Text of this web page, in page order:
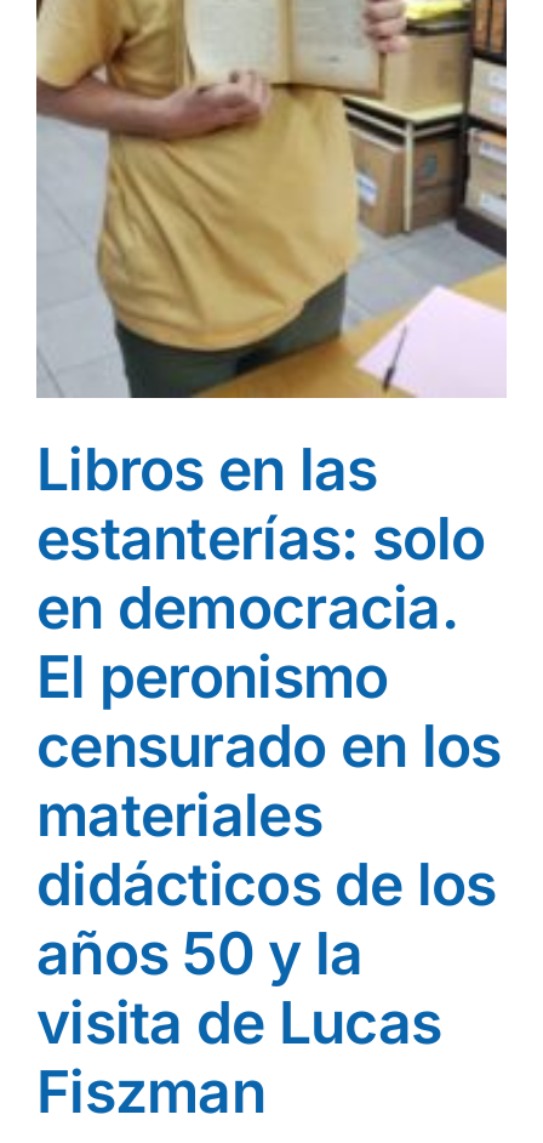
Libros en las
estanterías: solo
en democracia.
El peronismo
censurado en los
materiales
didácticos de los
años 50 y la
visita de Lucas
Fiszman